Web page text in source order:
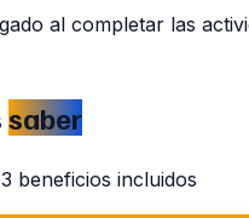
al completar las
saber
3 beneficios incluidos